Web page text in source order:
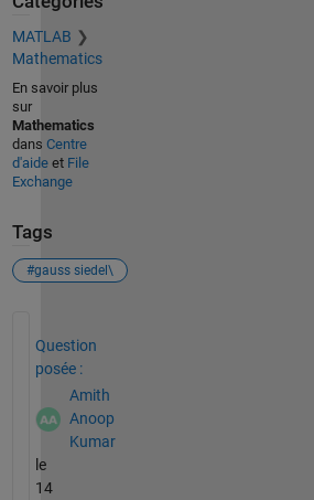
MATLAB
Mathematics
En savoir plus
sur
Mathematics
dans Centre
d'aideet File
Exchange
Tags
#gauss siedel\
Question
posée :
Amith
Anoop
Kumar
le
14